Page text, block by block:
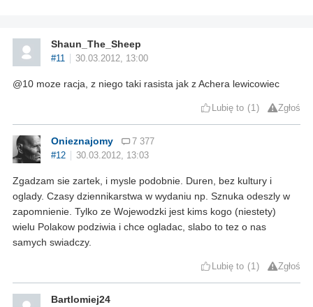
Shaun_The_Sheep
#11 30.03.2012, 13:00
@10 moze racja, z niego taki rasista jak z Achera lewicowiec
Lubię to 1 Zgłoś
Onieznajomy
7 377
#12
30.03.2012, 13:03
Zgadzam sie zartek, i mysle podobnie. Duren, bez kultury i
oglady. Czasy dziennikarstwa w wydaniu np. Sznuka odeszly w
zapomnienie. Tylko ze Wojewodzki jest kims kogo (niestety)
wielu Polakow podziwia i chce ogladac, slabo to tez o nas
samych swiadczy.
Lubię to 1 Zgłoś
Bartlomiej24